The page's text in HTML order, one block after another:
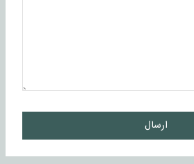
ارسال